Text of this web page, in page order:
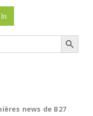
Search Button
news de B27